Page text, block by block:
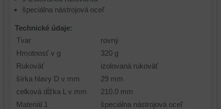
špeciálna nástrojová oceľ
Technické údaje:
Tvar
rovný
Hmotnosť v g
320 g
Rukoväť
izolovaná rukoväť
šírka hlavy D v mm
29 mm
celková dĺžka L v mm
210.0 mm
Materiál 1
špeciálna nástrojová oceľ